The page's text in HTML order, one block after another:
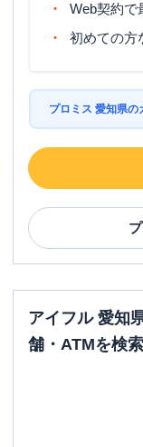
Web契約
初めての方
プロミス 愛知県
アイフル 愛知
舗・ATMを検索